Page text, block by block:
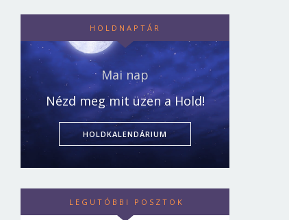
HOLDNAPTÁR
Mai nap
Nézd meg mit üzen a Hold!
HOLDKALENDÁRIUM
LEGUTÓBBI POSZTOK